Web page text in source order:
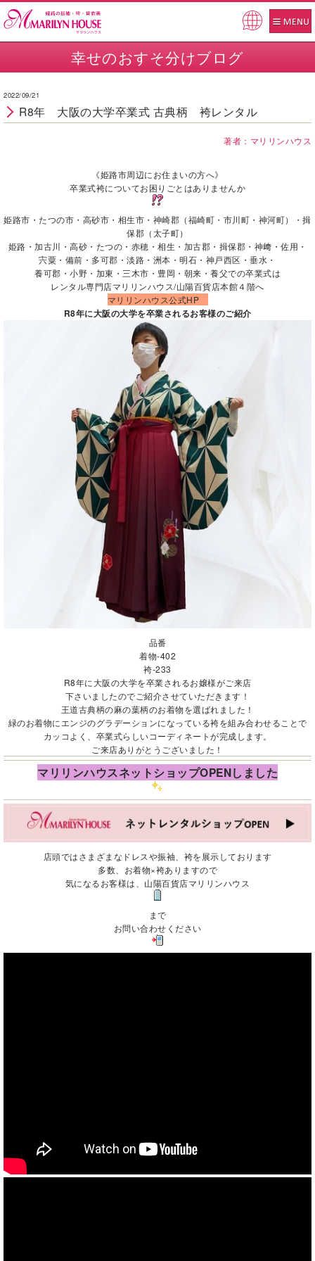
幸せのおすそ分けブログ
2022/09/21
R8年 大阪の大学卒業式 古典柄 袴レンタル
著者：マリリンハウス
《姫路市周辺にお住まいの方へ》
卒業式袴についてお困りごとはありませんか
姫路市・たつの市・高砂市・相生市・神崎郡（福崎町・市川町・神河町）・揖
保郡（太子町）
姫路・加古川・高砂・たつの・赤穂・相生・加古郡・揖保郡・神﨑・佐用・
宍粟・備前・多可郡・淡路・洲本・明石・神戸西区・垂水・
養可郡・小野・加東・三木市・豊岡・朝来・養父での卒業式は
レンタル専門店マリリンハウス/山陽百貨店本館４階へ
マリリンハウス公式HP
R8年に大阪の大学を卒業されるお客様のご紹介
品番
着物-402
袴-233
R8年に大阪の大学を卒業されるお嬢様がご来店
下さいましたのでご紹介させていただきます！
王道古典柄の麻の葉柄のお着物を選ばれました！
緑のお着物にエンジのグラデーションになっている袴を組み合わせることで
カッコよく、卒業式らしいコーディネートが完成します。
ご来店ありがとうございました！
マリリンハウスネットショップOPENしました
店頭ではさまざまなドレスや振袖、袴を展示しております
多数、お着物×袴ありますので
気になるお客様は、山陽百貨店マリリンハウス
まで
お問い合わせください